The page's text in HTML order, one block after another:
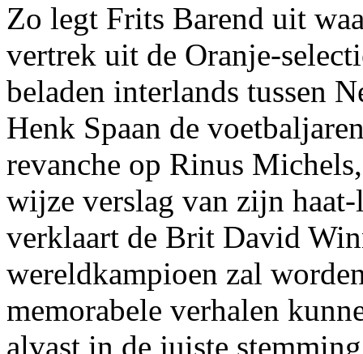
Zo legt Frits Barend uit
vertrek uit de Oranje-
beladen interlands tussen
Henk Spaan de
revanche op Rinus
wijze verslag van zijn
verklaart de Brit David
wereldkampioen zal
memorabele verhalen
alvast in de juiste